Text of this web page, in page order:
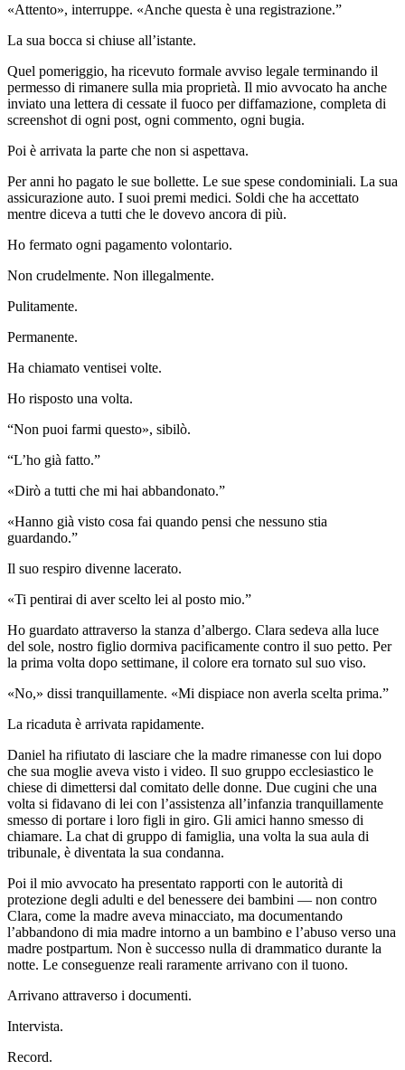
«Attento», interruppe. «Anche questa è una registrazione.”
La sua bocca si chiuse all’istante.
Quel pomeriggio, ha ricevuto formale avviso legale terminando il
permesso di rimanere sulla mia proprietà. Il mio avvocato ha anche
inviato una lettera di cessate il fuoco per diffamazione, completa di
screenshot di ogni post, ogni commento, ogni bugia.
Poi è arrivata la parte che non si aspettava.
Per anni ho pagato le sue bollette. Le sue spese condominiali. La sua
assicurazione auto. I suoi premi medici. Soldi che ha accettato
mentre diceva a tutti che le dovevo ancora di più.
Ho fermato ogni pagamento volontario.
Non crudelmente. Non illegalmente.
Pulitamente.
Permanente.
Ha chiamato ventisei volte.
Ho risposto una volta.
“Non puoi farmi questo», sibilò.
“L’ho già fatto.”
«Dirò a tutti che mi hai abbandonato.”
«Hanno già visto cosa fai quando pensi che nessuno stia
guardando.”
Il suo respiro divenne lacerato.
«Ti pentirai di aver scelto lei al posto mio.”
Ho guardato attraverso la stanza d’albergo. Clara sedeva alla luce
del sole, nostro figlio dormiva pacificamente contro il suo petto. Per
la prima volta dopo settimane, il colore era tornato sul suo viso.
«No,» dissi tranquillamente. «Mi dispiace non averla scelta prima.”
La ricaduta è arrivata rapidamente.
Daniel ha rifiutato di lasciare che la madre rimanesse con lui dopo
che sua moglie aveva visto i video. Il suo gruppo ecclesiastico le
chiese di dimettersi dal comitato delle donne. Due cugini che una
volta si fidavano di lei con l’assistenza all’infanzia tranquillamente
smesso di portare i loro figli in giro. Gli amici hanno smesso di
chiamare. La chat di gruppo di famiglia, una volta la sua aula di
tribunale, è diventata la sua condanna.
Poi il mio avvocato ha presentato rapporti con le autorità di
protezione degli adulti e del benessere dei bambini — non contro
Clara, come la madre aveva minacciato, ma documentando
l’abbandono di mia madre intorno a un bambino e l’abuso verso una
madre postpartum. Non è successo nulla di drammatico durante la
notte. Le conseguenze reali raramente arrivano con il tuono.
Arrivano attraverso i documenti.
Intervista.
Record.